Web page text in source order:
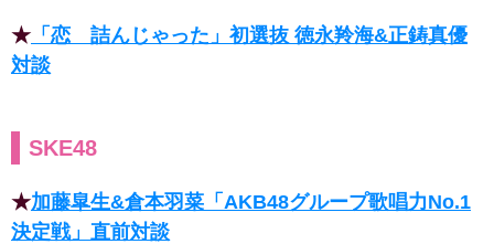
★ 「恋 詰んじゃった」初選抜 徳永羚海&正鋳真優
対談
SKE48
★加藤皐生&倉本羽菜「AKB48グループ歌唱力No.1
決定戦」直前対談